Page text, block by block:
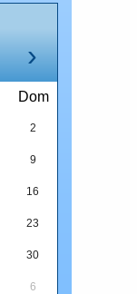
›
Dom
2
9
16
23
30
6